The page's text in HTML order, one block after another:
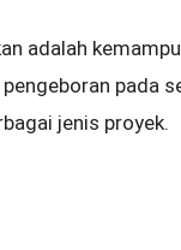
adalah
pada
jenis proyek.